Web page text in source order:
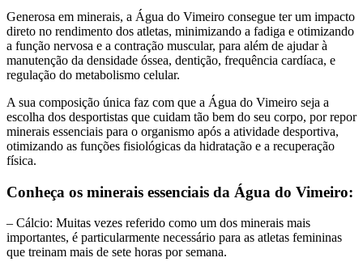
Generosa em minerais, a Água do Vimeiro consegue ter um impacto
direto no rendimento dos atletas, minimizando a fadiga e otimizando
a função nervosa e a contração muscular, para além de ajudar à
manutenção da densidade óssea, dentição, frequência cardíaca, e
regulação do metabolismo celular.
A sua composição única faz com que a Água do Vimeiro seja a
escolha dos desportistas que cuidam tão bem do seu corpo, por repor
minerais essenciais para o organismo após a atividade desportiva,
otimizando as funções fisiológicas da hidratação e a recuperação
física.
Conheça os minerais essenciais da Água do Vimeiro:
– Cálcio: Muitas vezes referido como um dos minerais mais
importantes, é particularmente necessário para as atletas femininas
que treinam mais de sete horas por semana.